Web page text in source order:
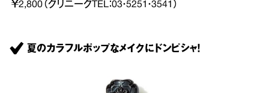
￥2,800（クリニークTEL：03・5251・3541）
夏のカラフルポップなメイクにドンピシャ！